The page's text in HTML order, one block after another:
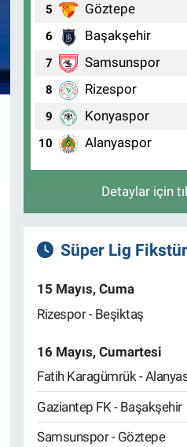
5 Göztepe
6 Başakşehir
7 Samsunspor
8 Rizespor
9 Konyaspor
10 Alanyaspor
Detaylar için
Süper Lig Fikstür
15 Mayıs, Cuma
Rizespor - Beşiktaş
16 Mayıs, Cumartesi
Fatih Karagümrük -
Gaziantep FK - Başakşehir
Samsunspor - Göztepe